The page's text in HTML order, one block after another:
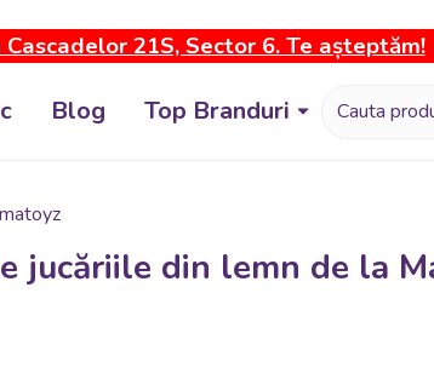
21S, Sector 6. Te așteptăm!
Blog Top Branduri
jucăriile din lemn de la